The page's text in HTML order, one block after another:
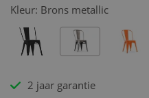
Kleur: Brons metallic
2 jaar garantie